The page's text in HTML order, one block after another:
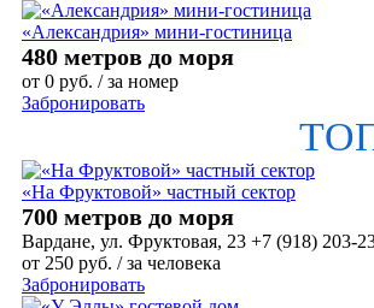
«Александрия» мини-гостиница
480 метров до моря
от 0 руб. / за номер
Забронировать
«На Фруктовой» частный сектор
700 метров до моря
Вардане, ул. Фруктовая, 23 +7 (918) 203-
от 250 руб. / за человека
Забронировать